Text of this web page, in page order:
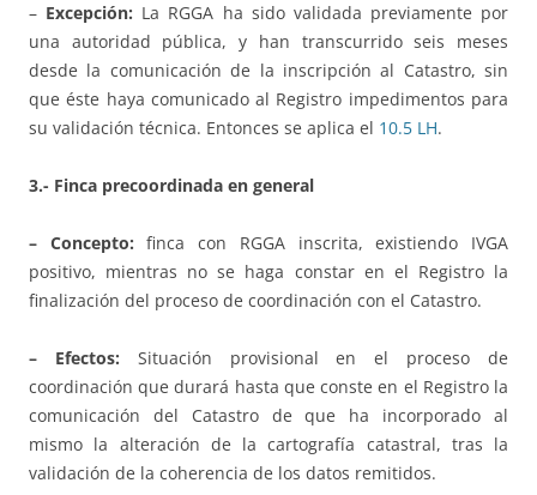
– Excepción: La RGGA ha sido validada previamente por
una autoridad pública, y han transcurrido seis meses
desde la comunicación de la inscripción al Catastro, sin
que éste haya comunicado al Registro impedimentos para
su validación técnica. Entonces se aplica el 10.5 LH.
3.- Finca precoordinada en general
– Concepto: finca con RGGA inscrita, existiendo IVGA
positivo, mientras no se haga constar en el Registro la
finalización del proceso de coordinación con el Catastro.
– Efectos: Situación provisional en el proceso de
coordinación que durará hasta que conste en el Registro la
comunicación del Catastro de que ha incorporado al
mismo la alteración de la cartografía catastral, tras la
validación de la coherencia de los datos remitidos.